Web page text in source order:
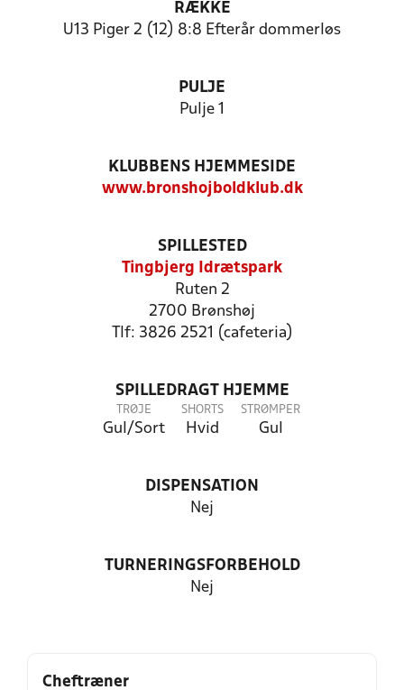
RÆKKE
U13 Piger 2 (12) 8:8 Efterår dommerløs
PULJE
Pulje 1
KLUBBENS HJEMMESIDE
www.bronshojboldklub.dk
SPILLESTED
Tingbjerg Idrætspark
Ruten 2
2700 Brønshøj
Tlf: 3826 2521 (cafeteria)
SPILLEDRAGT HJEMME
TRØJE
Gul/Sort
SHORTS
Hvid
STRØMPER
Gul
DISPENSATION
Nej
TURNERINGSFORBEHOLD
Nej
Cheftræner